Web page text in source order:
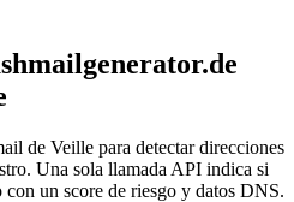
de Veille para detectar direcciones
Una sola llamada API indica si
un score de riesgo y datos DNS.